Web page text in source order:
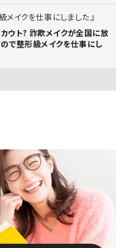
メイクを仕事にしました
ウト? 詐欺メイクが全国に放
で整形級メイクを仕事にし